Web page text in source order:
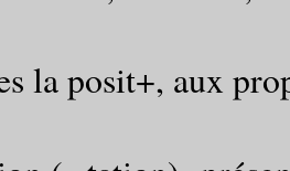
la posit+, aux